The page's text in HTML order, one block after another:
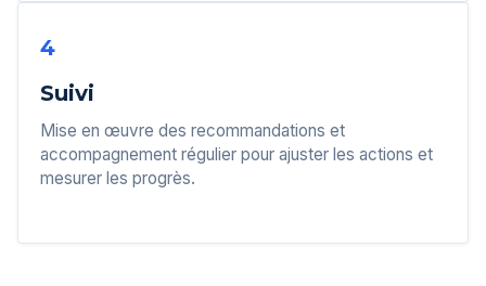
4
Suivi
Mise en œuvre des recommandations et
accompagnement régulier pour ajuster les actions et
mesurer les progrès.